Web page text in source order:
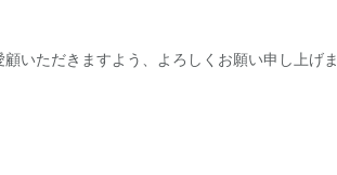
いただきますよう、よろしくお願い申し上げ